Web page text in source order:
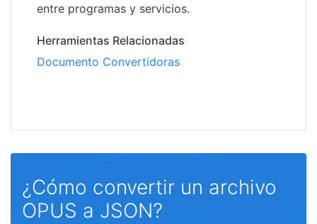
entre programas y servicios.
Herramientas Relacionadas
Documento Convertidoras
¿Cómo convertir un archivo
OPUS a JSON?